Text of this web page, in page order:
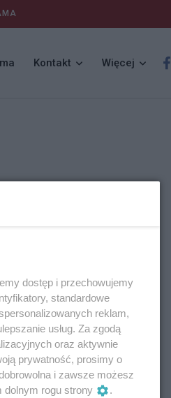
Kontakt Więcej
dostęp i przechowujemy
standardowe
reklam,
usług. Za zgodą
oraz aktywnie
prywatność, prosimy o
i zawsze możesz
dolnym rogu strony
.